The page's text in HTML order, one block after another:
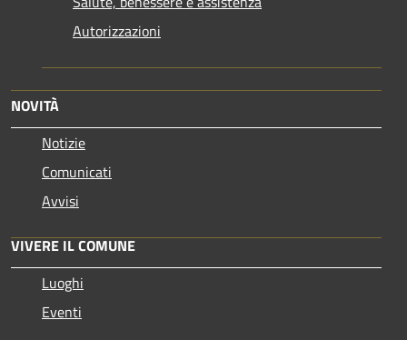
Autorizzazioni
NOVITÀ
Notizie
Comunicati
Avvisi
VIVERE IL COMUNE
Luoghi
Eventi